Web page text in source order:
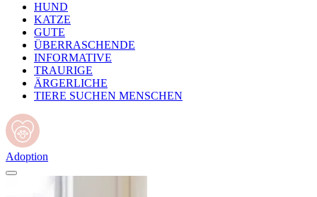
HUND
KATZE
GUTE
ÜBERRASCHENDE
INFORMATIVE
TRAURIGE
ÄRGERLICHE
TIERE SUCHEN MENSCHEN
Adoption